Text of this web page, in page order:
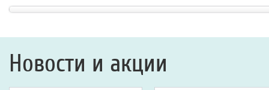
Новости и акции